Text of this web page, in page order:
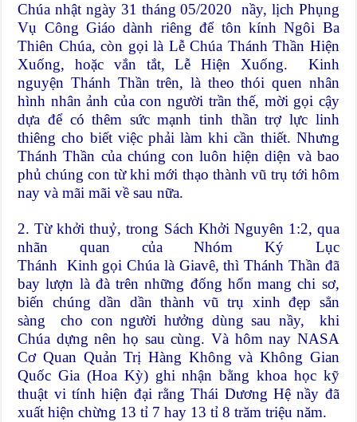
Chúa nhật ngày 31 tháng 05/2020 nầy, lịch Phụng
Vụ Công Giáo dành riêng để tôn kính Ngôi Ba
Thiên Chúa, còn gọi là Lễ Chúa Thánh Thần Hiện
Xuống, hoặc vắn tắt, Lễ Hiện Xuống. Kinh
nguyện Thánh Thần trên, là theo thói quen nhân
hình nhân ảnh của con người trần thế, mời gọi cậy
dựa để có thêm sức mạnh tinh thần trợ lực linh
thiêng cho biết việc phải làm khi cần thiết. Nhưng
Thánh Thần của chúng con luôn hiện diện và bao
phủ chúng con từ khi mới thạo thành vũ trụ tới hôm
nay và mãi mãi về sau nữa.
2. Từ khởi thuỷ, trong Sách Khởi Nguyên 1:2, qua
nhãn quan của Nhóm Ký Lục
Thánh Kinh gọi Chúa là Giavê, thì Thánh Thần đã
bay lượn là đà trên những đống hổn mang chi sơ,
biến chúng dần dần thành vũ trụ xinh đẹp sẳn
sàng cho con người hưởng dùng sau nầy, khi
Chúa dựng nên họ sau cùng. Và hôm nay NASA
Cơ Quan Quản Trị Hàng Không và Không Gian
Quốc Gia (Hoa Kỳ) ghi nhận bằng khoa học kỹ
thuật vi tính hiện đại rằng Thái Dương Hệ nầy đã
xuất hiện chừng 13 tỉ 7 hay 13 tỉ 8 trăm triệu năm.